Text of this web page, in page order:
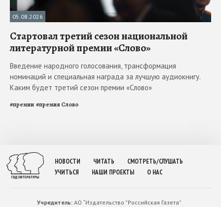
05.08.2026
Стартовал третий сезон национальной
литературной премии «Слово»
Введение народного голосования, трансформация
номинаций и специальная награда за лучшую аудиокнигу.
Каким будет третий сезон премии «Слово»
#премии #премия Слово
НОВОСТИ ЧИТАТЬ
СМОТРЕТЬ/СЛУШАТЬ
УЧИТЬСЯ
НАШИ ПРОЕКТЫ О НАС
Учредитель:АО “Издательство ”Российская Газета”